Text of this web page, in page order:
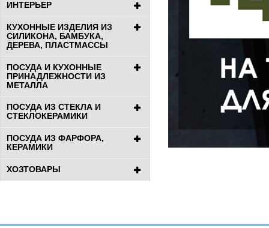
ИНТЕРЬЕР
КУХОННЫЕ ИЗДЕЛИЯ ИЗ
СИЛИКОНА, БАМБУКА,
ДЕРЕВА, ПЛАСТМАССЫ
ПОСУДА И КУХОННЫЕ
ПРИНАДЛЕЖНОСТИ ИЗ
МЕТАЛЛА
ПОСУДА ИЗ СТЕКЛА И
СТЕКЛОКЕРАМИКИ
ПОСУДА ИЗ ФАРФОРА,
КЕРАМИКИ
ХОЗТОВАРЫ